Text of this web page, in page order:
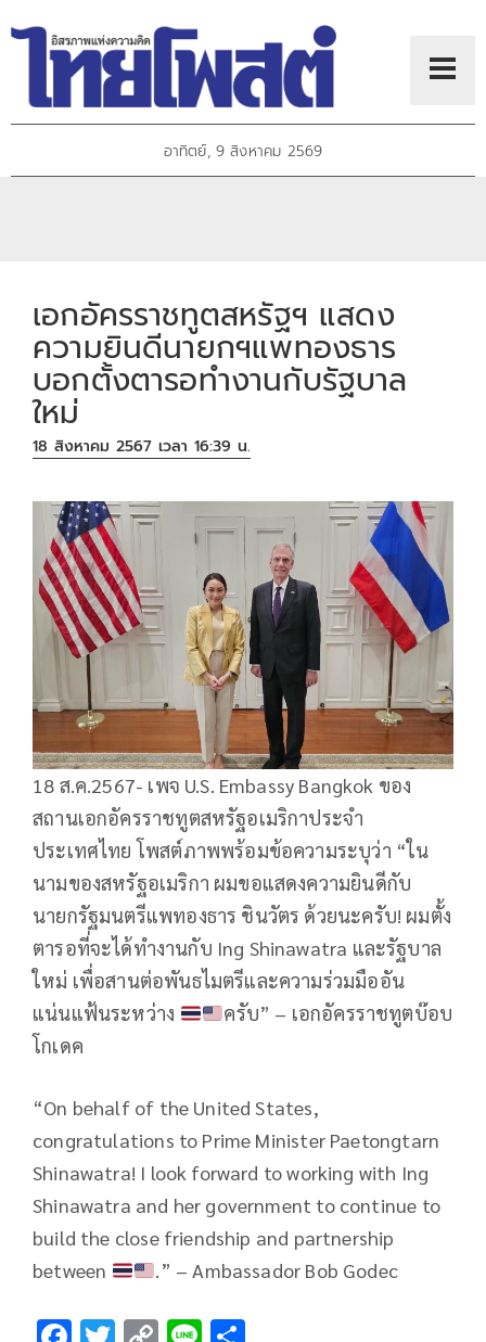
อาทิตย์, 9 สิงหาคม 2569
เอกอัครราชทูตสหรัฐฯ แสดง
ความยินดีนายกฯแพทองธาร
บอกตั้งตารอทำงานกับรัฐบาล
ใหม่
18 สิงหาคม 2567 เวลา 16:39 น.
18 ส.ค.2567- เพจ U.S. Embassy Bangkok ของ
สถานเอกอัครราชทูตสหรัฐอเมริกาประจำ
ประเทศไทย โพสต์ภาพพร้อมข้อความระบุว่า “ใน
นามของสหรัฐอเมริกา ผมขอแสดงความยินดีกับ
นายกรัฐมนตรีแพทองธาร ชินวัตร ด้วยนะครับ! ผมตั้ง
ตารอที่จะได้ทำงานกับ Ing Shinawatra และรัฐบาล
ใหม่ เพื่อสานต่อพันธไมตรีและความร่วมมืออัน
แน่นแฟ้นระหว่าง
ครับ” – เอกอัครราชทูตบ๊อบ
โกเดค
“On behalf of the United States,
congratulations to Prime Minister Paetongtarn
Shinawatra! I look forward to working with Ing
Shinawatra and her government to continue to
build the close friendship and partnership
between
.” – Ambassador Bob Godec